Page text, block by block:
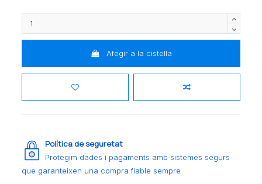
Afegir a la cistella
Política de seguretat
Protegim dades i pagaments amb sistemes segurs
que garanteixen una compra fiable sempre